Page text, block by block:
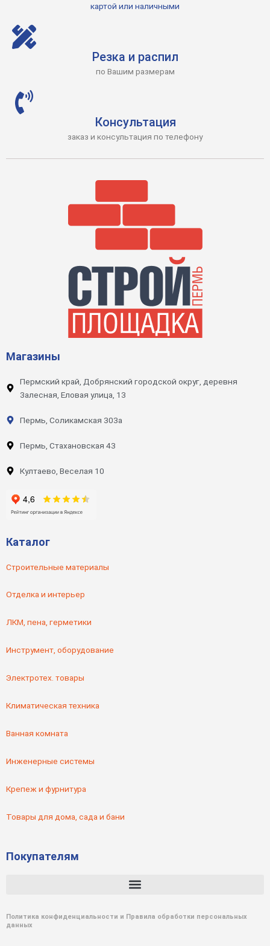
картой или наличными
Резка и распил
по Вашим размерам
Консультация
заказ и консультация по телефону
Магазины
Пермский край, Добрянский городской округ, деревня
Залесная, Еловая улица, 13
Пермь, Соликамская 303а
Пермь, Стахановская 43
Култаево, Веселая 10
Каталог
Строительные материалы
Отделка и интерьер
ЛКМ, пена, герметики
Инструмент, оборудование
Электротех. товары
Климатическая техника
Ванная комната
Инженерные системы
Крепеж и фурнитура
Товары для дома, сада и бани
Покупателям
Политика конфиденциальности и Правила обработки персональных
данных